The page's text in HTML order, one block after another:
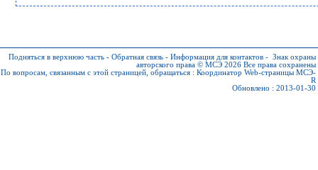
Подняться в верхнюю часть - Обратная связь - Информация для контактов - Знак охраны
авторского права © МСЭ 2026 Все права сохранены
По вопросам, связанным с этой страницей, обращаться : Координатор Web-страницы МСЭ-
R
Обновлено : 2013-01-30